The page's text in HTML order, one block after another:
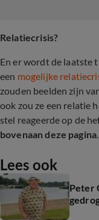
Relatiecrisis?
En er wordt de laatste
een mogelijke
zouden beelden zijn
ook zou ze een relatie
stel reageerde op de
bovenaan deze pagina.
Lees ook
Peter